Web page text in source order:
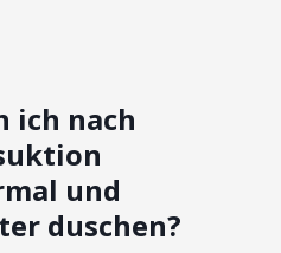
ich nach
und
duschen?